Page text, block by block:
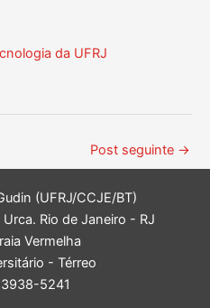
da UFRJ
Post seguinte →
(UFRJ/CCJE/BT)
Rio de Janeiro - RJ
Vermelha
- Térreo
3938-5241